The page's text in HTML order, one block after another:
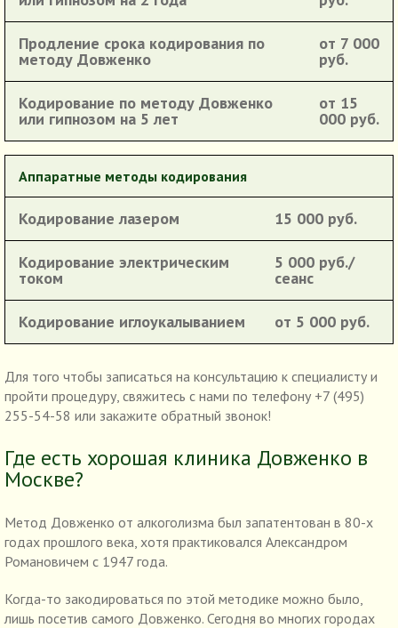
Продление срока кодирования по
методу Довженко
от 7 000
руб.
Кодирование по методу Довженко
или гипнозом на 5 лет
от 15
000 руб.
Аппаратные методы кодирования
Кодирование лазером 15 000 руб.
Кодирование электрическим
током
5 000 руб./
сеанс
Кодирование иглоукалыванием от 5 000 руб.
Для того чтобы записаться на консультацию к специалисту и
пройти процедуру, свяжитесь с нами по телефону +7 (495)
255-54-58 или закажите обратный звонок!
Где есть хорошая клиника Довженко в
Москве?
Метод Довженко от алкоголизма был запатентован в 80-х
годах прошлого века, хотя практиковался Александром
Романовичем с 1947 года.
Когда-то закодироваться по этой методике можно было,
лишь посетив самого Довженко. Сегодня во многих городах